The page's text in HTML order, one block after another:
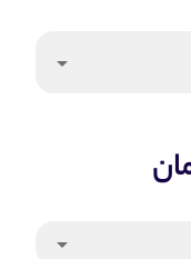
arrow_drop_down
arrow_drop_down